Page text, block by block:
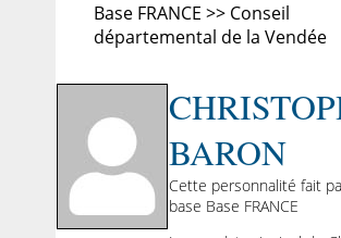
Base FRANCE >> Conseil
départemental de la Vendée
BARON
Cette personnalité fait
base Base FRANCE